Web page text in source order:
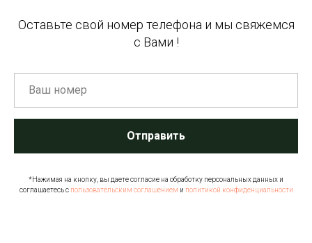
Оставьте свой номер телефона и мы свяжемся
с Вами !
Отправить
*Нажимая на кнопку, вы даете согласие на обработку персональных данных и
соглашаетесь c пользовательским соглашением и политикой конфиденциальности